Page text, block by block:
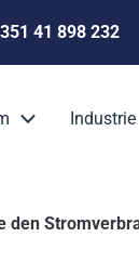
41 898 232
Industrie
den